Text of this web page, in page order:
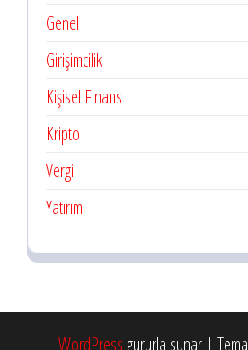
Genel
Girişimcilik
Kişisel Finans
Kripto
Vergi
Yatırım
WordPress gururla sunar |